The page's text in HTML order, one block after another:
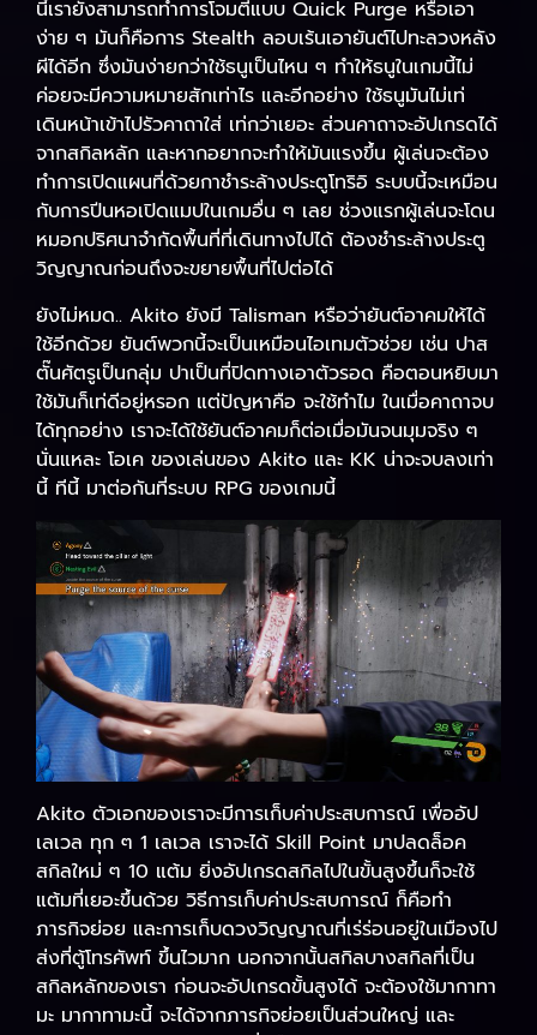
นี้เรายังสามารถทำการโจมตีแบบ Quick Purge หรือเอา
ง่าย ๆ มันก็คือการ Stealth ลอบเร้นเอายันต์ไปทะลวงหลัง
ผีได้อีก ซึ่งมันง่ายกว่าใช้ธนูเป็นไหน ๆ ทำให้ธนูในเกมนี้ไม่
ค่อยจะมีความหมายสักเท่าไร และอีกอย่าง ใช้ธนูมันไม่เท่
เดินหน้าเข้าไปรัวคาถาใส่ เท่กว่าเยอะ ส่วนคาถาจะอัปเกรดได้
จากสกิลหลัก และหากอยากจะทำให้มันแรงขึ้น ผู้เล่นจะต้อง
ทำการเปิดแผนที่ด้วยกาชำระล้างประตูโทริอิ ระบบนี้จะเหมือน
กับการปีนหอเปิดแมปในเกมอื่น ๆ เลย ช่วงแรกผู้เล่นจะโดน
หมอกปริศนาจำกัดพื้นที่ที่เดินทางไปได้ ต้องชำระล้างประตู
วิญญาณก่อนถึงจะขยายพื้นที่ไปต่อได้
ยังไม่หมด.. Akito ยังมี Talisman หรือว่ายันต์อาคมให้ได้
ใช้อีกด้วย ยันต์พวกนี้จะเป็นเหมือนไอเทมตัวช่วย เช่น ปาส
ตั๊นศัตรูเป็นกลุ่ม ปาเป็นที่ปิดทางเอาตัวรอด คือตอนหยิบมา
ใช้มันก็เท่ดีอยู่หรอก แต่ปัญหาคือ จะใช้ทำไม ในเมื่อคาถาจบ
ได้ทุกอย่าง เราจะได้ใช้ยันต์อาคมก็ต่อเมื่อมันจนมุมจริง ๆ
นั่นแหละ โอเค ของเล่นของ Akito และ KK น่าจะจบลงเท่า
นี้ ทีนี้ มาต่อกันที่ระบบ RPG ของเกมนี้
Akito ตัวเอกของเราจะมีการเก็บค่าประสบการณ์ เพื่ออัป
เลเวล ทุก ๆ 1 เลเวล เราจะได้ Skill Point มาปลดล็อค
สกิลใหม่ ๆ 10 แต้ม ยิ่งอัปเกรดสกิลไปในขั้นสูงขึ้นก็จะใช้
แต้มที่เยอะขึ้นด้วย วิธีการเก็บค่าประสบการณ์ ก็คือทำ
ภารกิจย่อย และการเก็บดวงวิญญาณที่เร่ร่อนอยู่ในเมืองไป
ส่งที่ตู้โทรศัพท์ ขึ้นไวมาก นอกจากนั้นสกิลบางสกิลที่เป็น
สกิลหลักของเรา ก่อนจะอัปเกรดขั้นสูงได้ จะต้องใช้มากาทา
มะ มากาทามะนี้ จะได้จากภารกิจย่อยเป็นส่วนใหญ่ และ